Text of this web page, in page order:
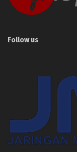
Follow us